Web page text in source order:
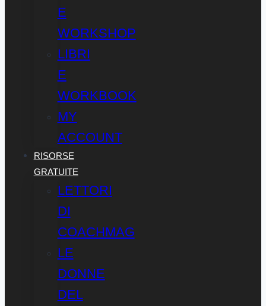
E
WORKSHOP
LIBRI
E
WORKBOOK
MY
ACCOUNT
RISORSE
GRATUITE
LETTORI
DI
COACHMAG
LE
DONNE
DEL